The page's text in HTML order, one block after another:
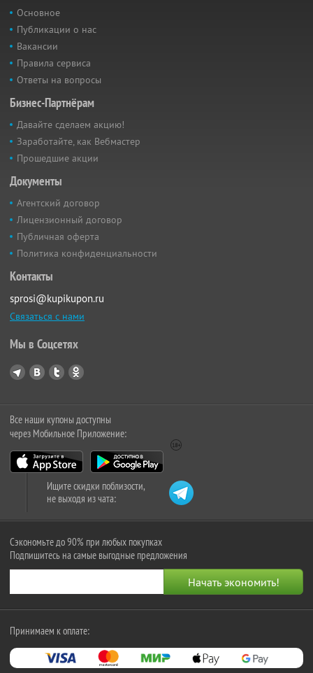
Основное
Публикации о нас
Вакансии
Правила сервиса
Ответы на вопросы
Бизнес-Партнёрам
Давайте сделаем акцию!
Заработайте, как Вебмастер
Прошедшие акции
Документы
Агентский договор
Лицензионный договор
Публичная оферта
Политика конфиденциальности
Контакты
sprosi@kupikupon.ru
Связаться с нами
Мы в Соцсетях
Все наши купоны доступны
через Мобильное Приложение:
Ищите скидки поблизости,
не выходя из чата:
Сэкономьте до 90% при любых покупках
Подпишитесь на самые выгодные предложения
Принимаем к оплате: